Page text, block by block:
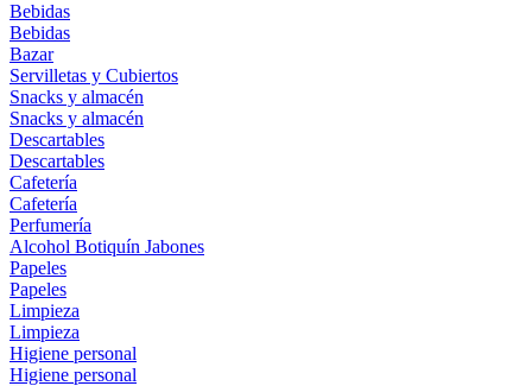
Bebidas
Bebidas
Bazar
Servilletas y Cubiertos
Snacks y almacén
Snacks y almacén
Descartables
Descartables
Cafetería
Cafetería
Perfumería
Alcohol Botiquín Jabones
Papeles
Papeles
Limpieza
Limpieza
Higiene personal
Higiene personal